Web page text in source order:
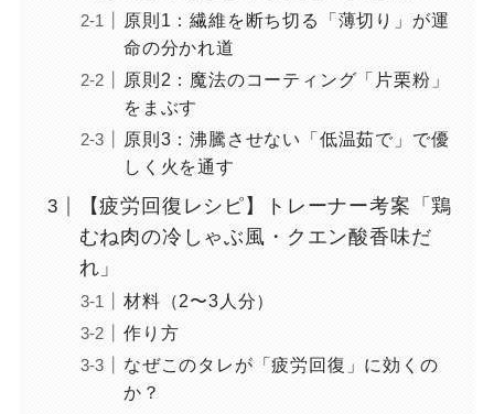
原則1：繊維を断ち切る「薄切り」が運
命の分かれ道
原則2：魔法のコーティング「片栗粉」
をまぶす
原則3：沸騰させない「低温茹で」で優
しく火を通す
【疲労回復レシピ】トレーナー考案「鶏
むね肉の冷しゃぶ風・クエン酸香味だ
れ」
材料（2〜3人分）
作り方
なぜこのタレが「疲労回復」に効くの
か？